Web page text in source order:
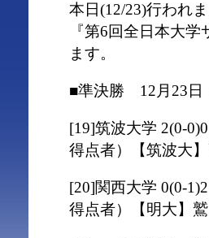
本日(12/23)行われま
『第6回全日本大
ます。
■準決勝 12月23日
[19]筑波大学 2(0-
得点者）【筑波大
[20]関西大学 0(0-
得点者）【明大】